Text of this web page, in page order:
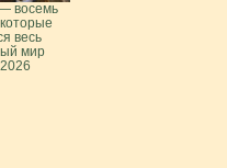
восемь
весь
мир